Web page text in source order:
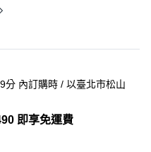
分 內訂購時 / 以臺北市松山
即享免運費